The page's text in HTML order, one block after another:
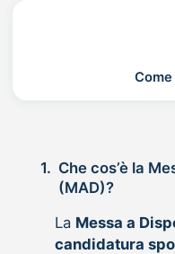
1. Che cos’è la Messa a
(MAD)?
La Messa a
candidatura